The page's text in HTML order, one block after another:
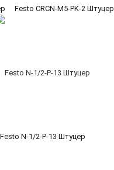
Festo CRCN-M5-PK-2 Штуцер
Festo N-1/2-P-13 Штуцер